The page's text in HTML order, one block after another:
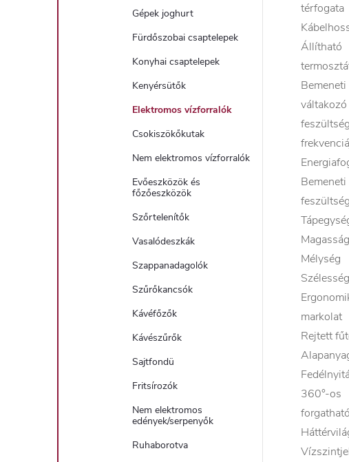
Gépek joghurt
Fürdőszobai csaptelepek
Konyhai csaptelepek
Kenyérsütők
Elektromos vízforralók
Csokiszökőkutak
Nem elektromos vízforralók
Evőeszközök és
főzőeszközök
Szőrtelenítők
Vasalódeszkák
Szappanadagolók
Szűrőkancsók
Kávéfőzők
Kávészűrők
Sajtfondü
Fritsírozók
Nem elektromos
edények/serpenyők
Ruhaborotva
térfogata
Állítható
Bemeneti
váltakozó
feszültség
Bemeneti
feszültség
Magasság
Mélység
Szélesség
markolat
Rejtett
360°-os